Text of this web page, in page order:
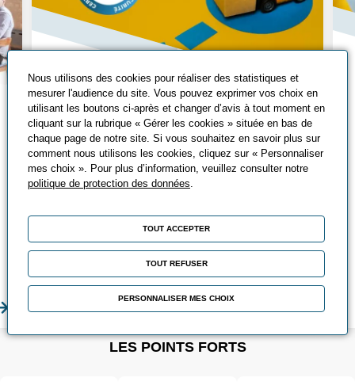
En savoir plus
Tout savoir sur le
CACES®
Qu’est-ce que le CACES® ? Découvrez
les différents CACES®, leurs avantages
Chez Promeo, vous pouvez suivre
différentes formations CACES® adaptées
à vos besoins !
LES POINTS FORTS
Nous utilisons des cookies pour réaliser des statistiques et
mesurer l'audience du site. Vous pouvez exprimer vos choix en
utilisant les boutons ci-après et changer d’avis à tout moment en
cliquant sur la rubrique « Gérer les cookies » située en bas de
chaque page de notre site. Si vous souhaitez en savoir plus sur
comment nous utilisons les cookies, cliquez sur « Personnaliser
mes choix ». Pour plus d’information, veuillez consulter notre
politique de protection des données
TOUT ACCEPTER
TOUT REFUSER
PERSONNALISER MES CHOIX